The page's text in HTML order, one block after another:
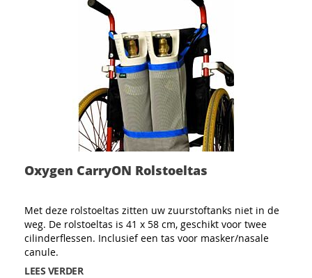
Oxygen CarryON Rolstoeltas
Met deze rolstoeltas zitten uw zuurstoftanks niet in de
weg. De rolstoeltas is 41 x 58 cm, geschikt voor twee
cilinderflessen. Inclusief een tas voor masker/nasale
canule.
LEES VERDER